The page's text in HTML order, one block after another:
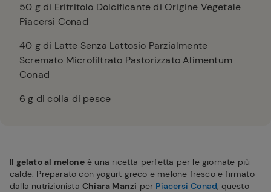
50 g di Eritritolo Dolcificante di Origine Vegetale
Piacersi Conad
40 g di Latte Senza Lattosio Parzialmente
Scremato Microfiltrato Pastorizzato Alimentum
Conad
6 g di colla di pesce
Il gelato al meloneè una ricetta perfetta per le giornate più
calde. Preparato con yogurt greco e melone fresco e firmato
dalla nutrizionista Chiara Manzi per Piacersi Conad, questo